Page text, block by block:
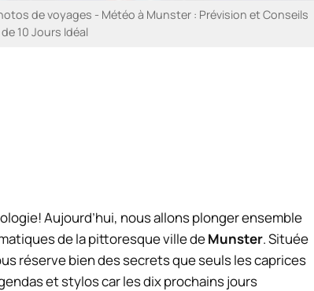
de voyages - Météo à Munster : Prévision et Conseils
10 Jours Idéal
Aujourd’hui, nous allons plonger ensemble
de la pittoresque ville deMunster. Située
réserve bien des secrets que seuls les caprices
et stylos car les dix prochains jours